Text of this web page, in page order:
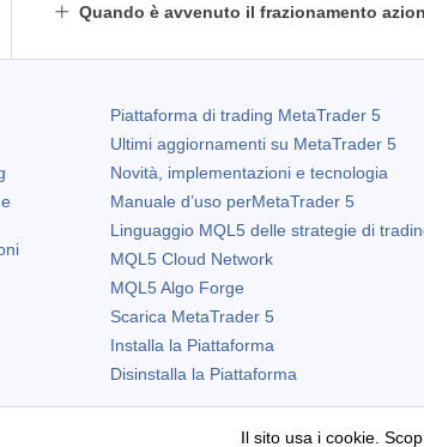
Quando è avvenuto il frazionamento
Piattaforma di trading MetaTrader 5
Ultimi aggiornamenti su MetaTrader 5
Novità, implementazioni e tecnologia
Manuale d’uso perMetaTrader 5
Linguaggio MQL5 delle strategie di
MQL5 Cloud Network
MQL5 Algo Forge
Scarica MetaTrader 5
Installa la Piattaforma
Disinstalla la Piattaforma
Il sito usa i cookie.